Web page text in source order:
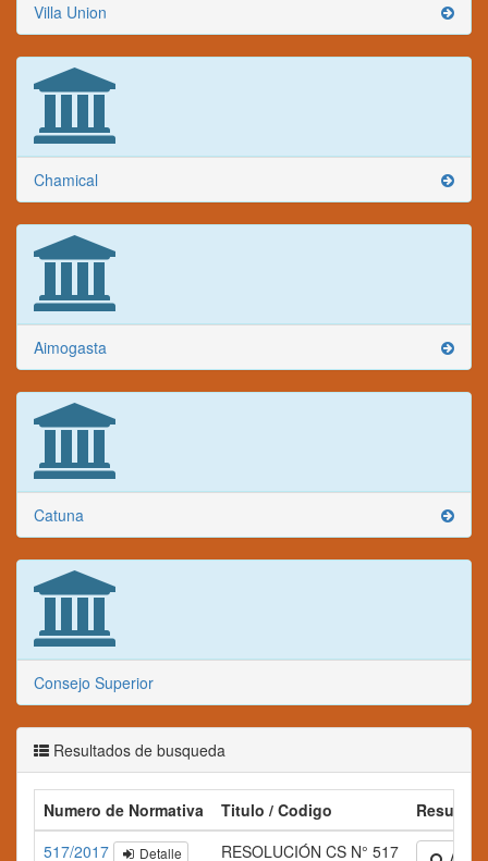
Villa Union
Chamical
Aimogasta
Catuna
Consejo Superior
Resultados de busqueda
Numero de Normativa Titulo / Codigo
Resumen
517/2017
Detalle RESOLUCIÓN CS N° 517